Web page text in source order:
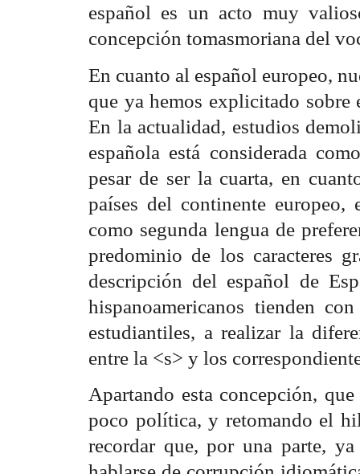
español es un acto muy
concepción tomasmoriana del
En cuanto al español europeo,
que ya hemos explicitado
En la actualidad, estudios
española está considerada
pesar de ser la cuarta, en
países del continente europeo,
como segunda lengua de
predominio de los caracteres
descripción del español de
hispanoamericanos tienden
estudiantiles, a realizar la
entre la <s> y los
Apartando esta concepción,
poco política, y retomando el
recordar que, por una parte,